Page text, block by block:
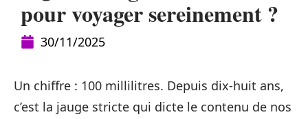
pour voyager sereinement ?
30/11/2025
Un chiffre : 100 millilitres. Depuis dix-huit ans,
c’est la jauge stricte qui dicte le contenu de nos